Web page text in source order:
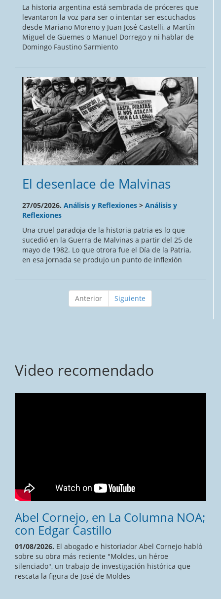
La historia argentina está sembrada de próceres que
levantaron la voz para ser o intentar ser escuchados
desde Mariano Moreno y Juan José Castelli, a Martín
Miguel de Güemes o Manuel Dorrego y ni hablar de
Domingo Faustino Sarmiento
El desenlace de Malvinas
27/05/2026. Análisis y Reflexiones > Análisis y
Reflexiones
Una cruel paradoja de la historia patria es lo que
sucedió en la Guerra de Malvinas a partir del 25 de
mayo de 1982. Lo que otrora fue el Día de la Patria,
en esa jornada se produjo un punto de inflexión
Anterior Siguiente
Video recomendado
Abel Cornejo, en La Columna NOA;
con Edgar Castillo
01/08/2026. El abogado e historiador Abel Cornejo habló
sobre su obra más reciente "Moldes, un héroe
silenciado", un trabajo de investigación histórica que
rescata la figura de José de Moldes